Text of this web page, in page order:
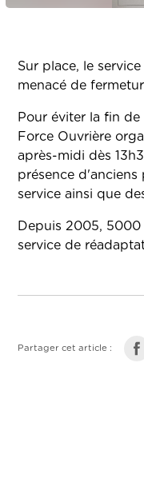
Sur place, le
menacé de
Pour éviter la fin de
Force Ouvrière
après-midi dès
présence
service ainsi que
Depuis 2005, 5000
service de
Partager cet article :